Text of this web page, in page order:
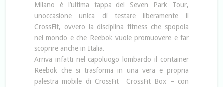
Milano è l’ultima tappa del Seven Park Tour,
unoccasione unica di testare liberamente il
CrossFit, ovvero la disciplina fitness che spopola
nel mondo e che Reebok vuole promuovere e far
scoprire anche in Italia.
Arriva infatti nel capoluogo lombardo il container
Reebok che si trasforma in una vera e propria
palestra mobile di CrossFit  CrossFit Box – con